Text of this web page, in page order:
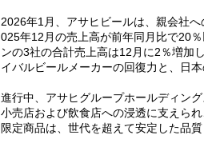
2026年1月、アサヒビールは、親会社
025年12月の売上高が前年同月比で20
ンの3社の合計売上高は12月に2％増加
イバルビールメーカーの回復力と、日
進行中、アサヒグループホールディン
小売店および飲食店への浸透に支えら
限定商品は、世代を超えて安定した品